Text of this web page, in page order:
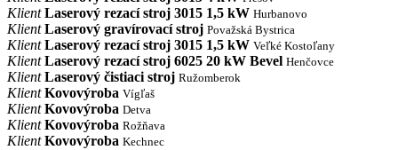
Klient Laserový rezací stroj 3015 1,5 kW Hurbanovo
Klient Laserový gravírovací stroj Považská Bystrica
Klient Laserový rezací stroj 3015 1,5 kW Veľké Kostoľany
Klient Laserový rezací stroj 6025 20 kW Bevel Henčovce
Klient Laserový čistiaci stroj Ružomberok
Klient Kovovýroba Vígľaš
Klient Kovovýroba Detva
Klient Kovovýroba Rožňava
Klient Kovovýroba Kechnec